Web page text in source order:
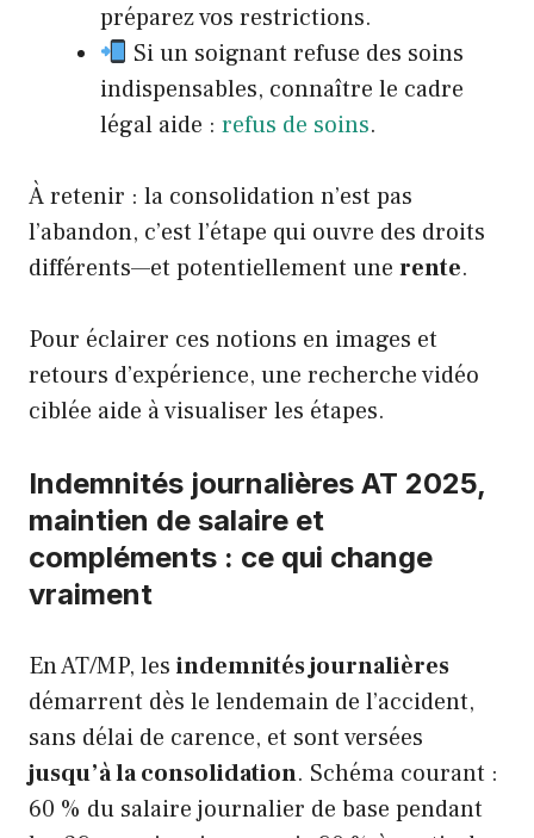
préparez vos restrictions.
Si un soignant refuse des soins
indispensables, connaître le cadre
légal aide : refus de soins.
À retenir : la consolidation n’est pas
l’abandon, c’est l’étape qui ouvre des droits
différents—et potentiellement une rente.
Pour éclairer ces notions en images et
retours d’expérience, une recherche vidéo
ciblée aide à visualiser les étapes.
Indemnités journalières AT 2025,
maintien de salaire et
compléments : ce qui change
vraiment
En AT/MP, les indemnités journalières
démarrent dès le lendemain de l’accident,
sans délai de carence, et sont versées
jusqu’à la consolidation. Schéma courant :
60 % du salaire journalier de base pendant